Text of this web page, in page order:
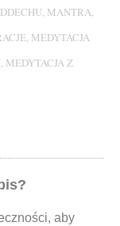
, MANTRA,
, MEDYTACJA
, MEDYTACJA Z
aby